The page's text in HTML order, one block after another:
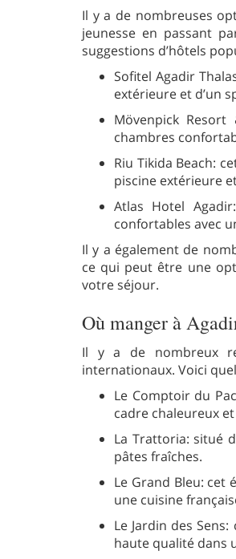
Il y a de nombreuses
jeunesse en passant
suggestions d’hôtels
Sofitel Agadir
extérieure et d’un
Mövenpick
chambres
Riu Tikida Beach:
piscine extérieure
Atlas Hotel
confortables avec
Il y a également de
ce qui peut être une
votre séjour.
Où manger à
Il y a de nombreux
internationaux. Voici
Le Comptoir du
cadre chaleureux
La Trattoria: situé
pâtes fraîches.
Le Grand Bleu: cet
une cuisine
Le Jardin des
haute qualité dans